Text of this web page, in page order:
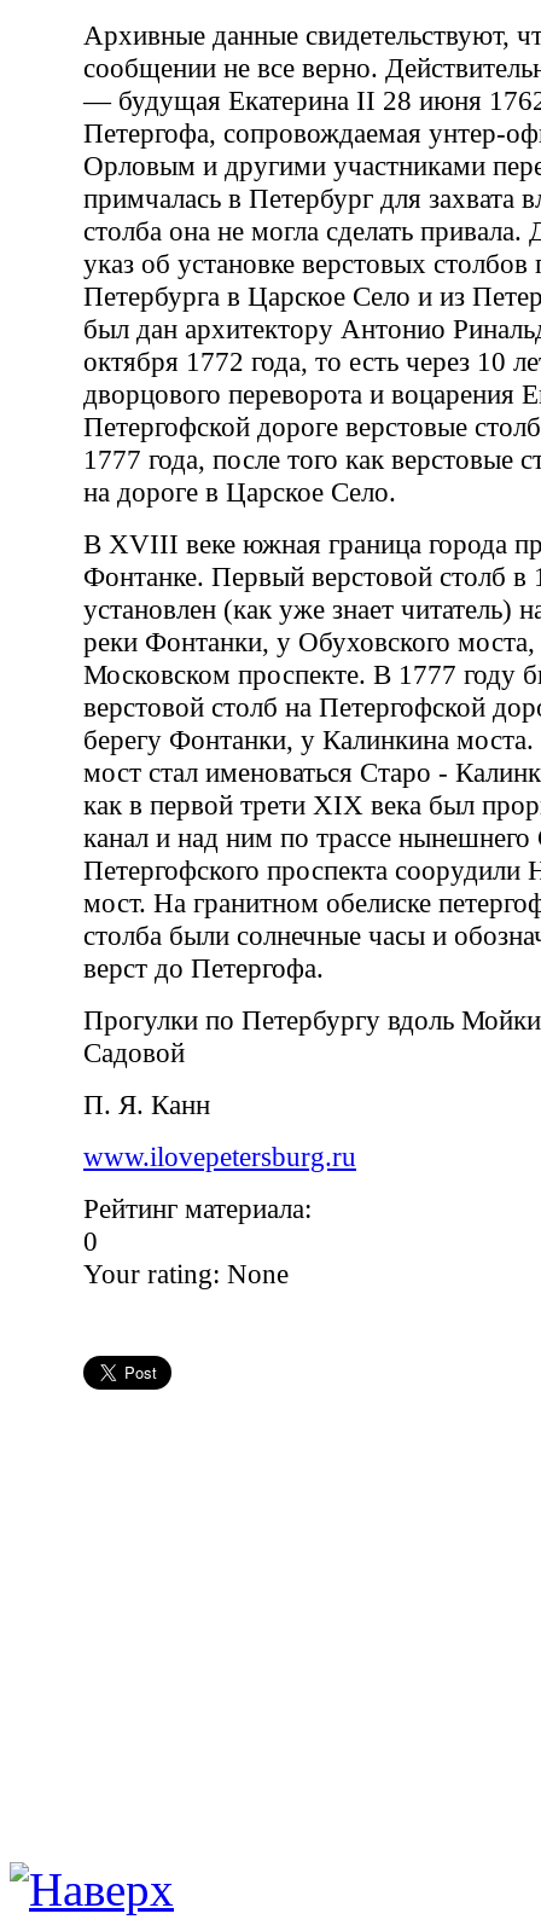
Архивные данные свидетельствуют,
сообщении не все верно.
— будущая Екатерина II 28 июня
Петергофа, сопровождаемая унтер-
Орловым и другими участниками
примчалась в Петербург для захвата
столба она не могла сделать
указ об установке верстовых столбов
Петербурга в Царское Село и из
был дан архитектору Антонио
октября 1772 года, то есть через 10
дворцового переворота и воцарения
Петергофской дороге верстовые
1777 года, после того как верстовые
на дороге в Царское Село.
В XVIII веке южная граница города
Фонтанке. Первый верстовой столб в
установлен (как уже знает читатель)
реки Фонтанки, у Обуховского
Московском проспекте. В 1777 году
верстовой столб на Петергофской
берегу Фонтанки, у Калинкина
мост стал именоваться Старо -
как в первой трети XIX века был
канал и над ним по трассе нынешнего
Петергофского проспекта
мост. На гранитном обелиске
столба были солнечные часы и
верст до Петергофа.
Прогулки по Петербургу вдоль
Садовой
П. Я. Канн
www.ilovepetersburg.ru
Рейтинг материала:
0
Your rating: None